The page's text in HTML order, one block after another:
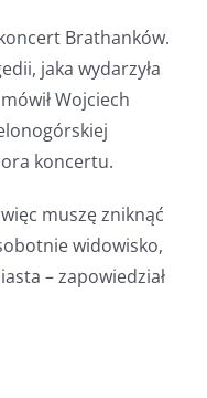
Brathanków.
jaka wydarzyła
Wojciech
koncertu.
muszę zniknąć
widowisko,
– zapowiedział